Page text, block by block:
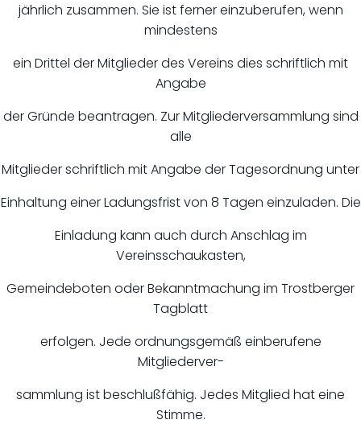
jährlich zusammen. Sie ist ferner einzuberufen, wenn
mindestens
ein Drittel der Mitglieder des Vereins dies schriftlich mit
Angabe
der Gründe beantragen. Zur Mitgliederversammlung sind
alle
Mitglieder schriftlich mit Angabe der Tagesordnung unter
Einhaltung einer Ladungsfrist von 8 Tagen einzuladen. Die
Einladung kann auch durch Anschlag im
Vereinsschaukasten,
Gemeindeboten oder Bekanntmachung im Trostberger
Tagblatt
erfolgen. Jede ordnungsgemäß einberufene
Mitgliederver-
sammlung ist beschlußfähig. Jedes Mitglied hat eine
Stimme.